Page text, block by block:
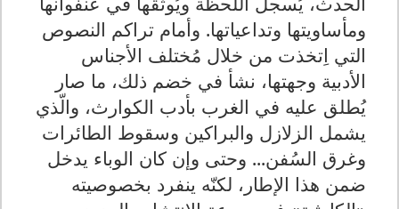
ومأساويتها وتداعياتها. وأمام تراكم النصوص
التي اِتخذت من خلال مُختلف الأجناس
الأدبية وجهتها، نشأ في خضم ذلك، ما صار
يُطلق عليه في الغرب بأدب الكوارث، والّذي
يشمل الزلازل والبراكين وسقوط الطائرات
وغرق السُفن... وحتى وإن كان الوباء يدخل
ضمن هذا الإطار، لكنّه ينفرد بخصوصيته